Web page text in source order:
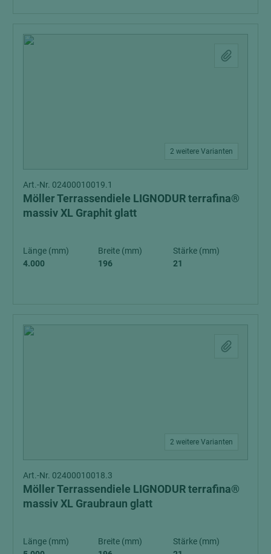
2 weitere Varianten
Art.-Nr. 02400010019.1
Möller Terrassendiele LIGNODUR terrafina®
massiv XL Graphit glatt
Länge (mm)
4.000
Breite (mm)
196
Stärke (mm)
21
2 weitere Varianten
Art.-Nr. 02400010018.3
Möller Terrassendiele LIGNODUR terrafina®
massiv XL Graubraun glatt
Länge (mm)
Breite (mm)
Stärke (mm)